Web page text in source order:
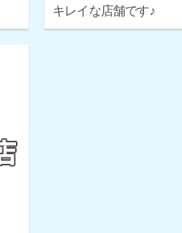
キレイな店舗です♪